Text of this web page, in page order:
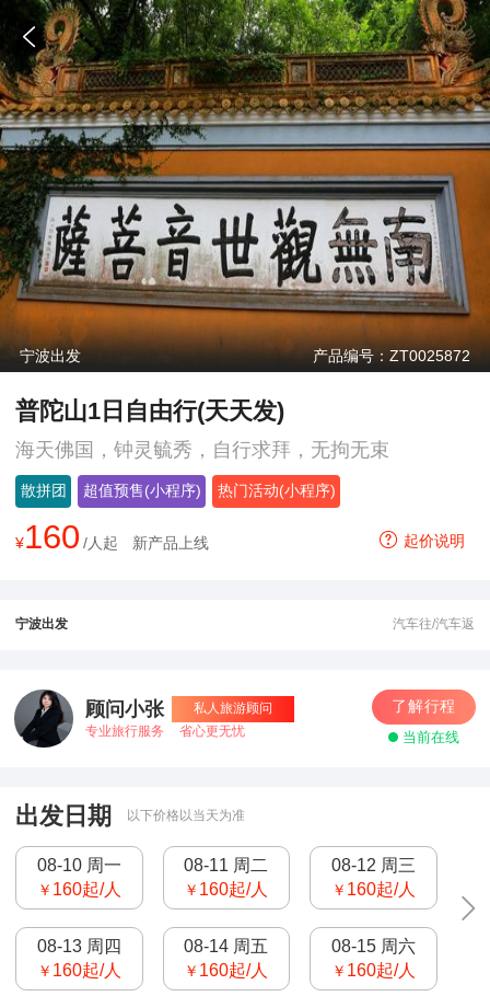
宁波出发 产品编号：ZT0025872
普陀山1日自由行(天天发)
海天佛国，钟灵毓秀，自行求拜，无拘无束
散拼团 超值预售(小程序) 热门活动(小程序)
¥160 /人起 新产品上线 起价说明
宁波出发 汽车往/汽车返
顾问小张
私人旅游顾问
专业旅行服务
省心更无忧
了解行程
当前在线
出发日期 以下价格以当天为准
08-10 周一
￥ 160起/人
08-11 周二
￥ 160起/人
08-12 周三
￥ 160起/人
08-13 周四
￥ 160起/人
08-14 周五
￥ 160起/人
08-15 周六
￥ 160起/人